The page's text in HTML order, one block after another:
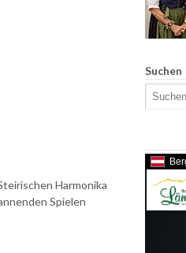
Harmonika
Spielen
Suchen